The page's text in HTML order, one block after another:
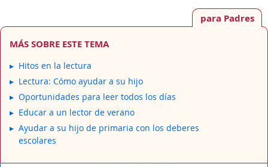
para Padres
MÁS SOBRE ESTE TEMA
Hitos en la lectura
Lectura: Cómo ayudar a su hijo
Oportunidades para leer todos los días
Educar a un lector de verano
Ayudar a su hijo de primaria con los deberes
escolares